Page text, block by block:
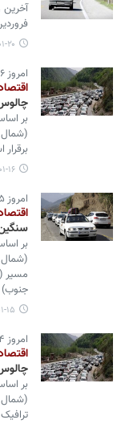
۱۴۰۳-
امروز ۱۶ فروردین ۱۴۰۳ اعلام شد
بر
(شمال
۱۴۰۳-
امروز ۱۵ فروردین ۱۴۰۳ اعلام شد
بر
مسیر
جنوب)
امروز ۱۴ فروردین ۱۴۰۳ اعلام شد
بر
(شمال